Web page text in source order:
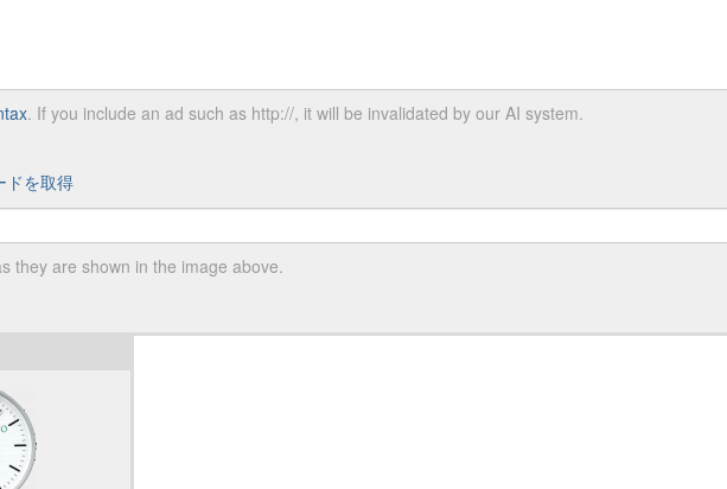
. If you include an ad such as http://, it will be invalidated by our AI system.
ドを取得
they are shown in the image above.